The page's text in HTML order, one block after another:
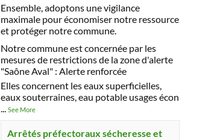
Ensemble, adoptons une vigilance
maximale pour économiser notre ressource
et protéger notre commune.
Notre commune est concernée par les
mesures de restrictions de la zone d'alerte
"Saône Aval" : Alerte renforcée
Elles concernent les eaux superficielles,
eaux souterraines, eau potable usages écon
... See More
Arrêtés préfectoraux sécheresse et